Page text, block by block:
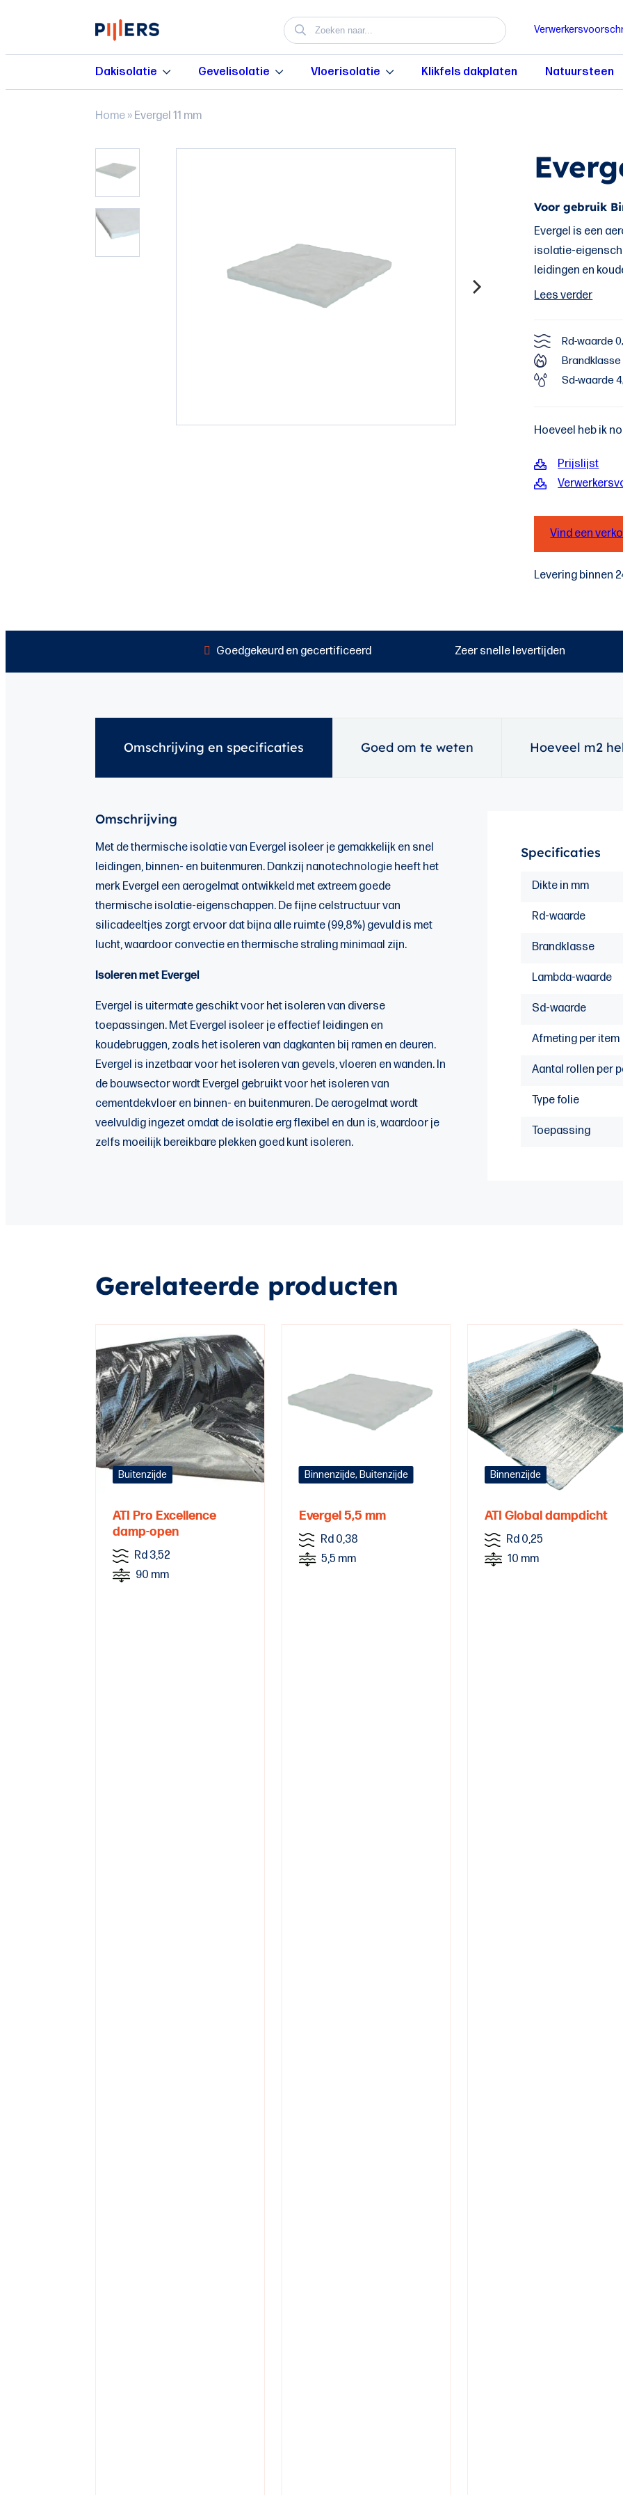
Dakisolatie Gevelisolatie Vloerisolatie Klikfels dakplaten Natuursteen
Home » Evergel 11 mm
Voor gebruik
Evergel is een
isolatie-
leidingen en
Lees verder
Rd-waarde
Brandklasse
Sd-waarde
Hoeveel heb ik
Prijslijst
Vind een
Levering binnen
Goedgekeurd en gecertificeerd Zeer snelle levertijden
Omschrijving en specificaties Goed om te weten Hoeveel m2
Omschrijving
Met de thermische isolatie van Evergel isoleer je gemakkelijk en snel
leidingen, binnen- en buitenmuren. Dankzij nanotechnologie heeft het
merk Evergel een aerogelmat ontwikkeld met extreem goede
thermische isolatie-eigenschappen. De fijne celstructuur van
silicadeeltjes zorgt ervoor dat bijna alle ruimte (99,8%) gevuld is met
lucht, waardoor convectie en thermische straling minimaal zijn.
Isoleren met Evergel
Evergel is uitermate geschikt voor het isoleren van diverse
toepassingen. Met Evergel isoleer je effectief leidingen en
koudebruggen, zoals het isoleren van dagkanten bij ramen en deuren.
Evergel is inzetbaar voor het isoleren van gevels, vloeren en wanden. In
de bouwsector wordt Evergel gebruikt voor het isoleren van
cementdekvloer en binnen- en buitenmuren. De aerogelmat wordt
veelvuldig ingezet omdat de isolatie erg flexibel en dun is, waardoor je
zelfs moeilijk bereikbare plekken goed kunt isoleren.
Specificaties
Dikte in mm
Rd-waarde
Brandklasse
Lambda-waarde
Sd-waarde
Afmeting per item
Aantal rollen per
Type folie
Toepassing
Gerelateerde producten
Buitenzijde
ATI Pro Excellence
damp-open
Rd 3,52
90 mm
Binnenzijde, Buitenzijde
Evergel 5,5 mm
Rd 0,38
5,5 mm
Binnenzijde
ATI Global dampdicht
Rd 0,25
10 mm